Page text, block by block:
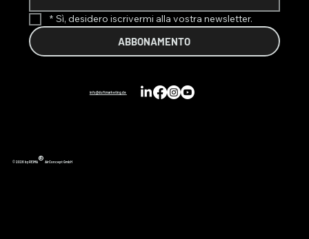
* Sì, desidero iscrivermi alla vostra newsletter.
ABBONAMENTO
info@duftmarketing.de
© 2026 by REIMA® AirConcept GmbH